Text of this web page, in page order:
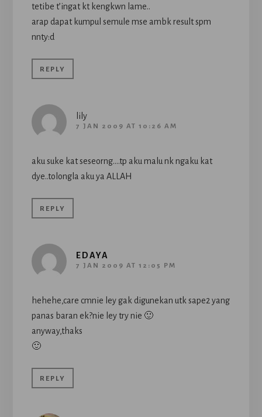
tetibe t’ingat kt kengkwn lame..
arap dapat kumpul semule mse ambk result spm
nnty:d
REPLY
lily
7 JAN 2009 AT 10:26 AM
aku suke kat seseorng….tp aku malu nk ngaku kat
dye..tolongla aku ya ALLAH
REPLY
EDAYA
7 JAN 2009 AT 12:05 PM
hehehe,care cmnie ley gak digunekan utk sape2 yang
panas baran ek?nie ley try nie 🙂
anyway,thaks
🙂
REPLY